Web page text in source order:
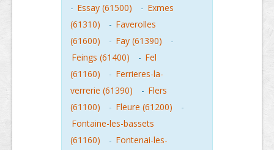
- Essay (61500) - Exmes
(61310)
- Faverolles
(61600)
- Fay (61390)
-
Feings (61400)
- Fel
(61160)
- Ferrieres-la-
verrerie (61390)
- Flers
(61100)
- Fleure (61200)
-
Fontaine-les-bassets
(61160)
- Fontenai-les-